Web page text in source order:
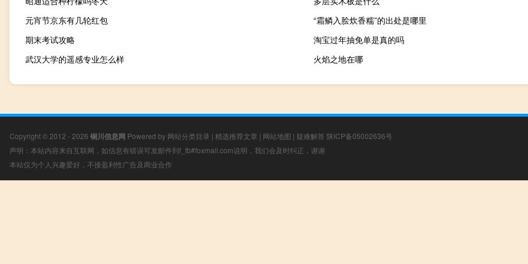
元宵节京东有几轮红包
“霜鳞入脍炊香糯”的出处是哪里
期末考试攻略
淘宝过年抽免单是真的吗
武汉大学的遥感专业怎么样
火焰之地在哪
Copyright © 2012 - 2026 铜川信息网 Powered by 网站分类目录 | 精选推荐文章 | 网站地图 | 疑难解答 陕ICP备05002636号
声明：本站内容来自互联网，如信息有错误可发邮件到f_fb#foxmail.com说明，我们会及时纠正，谢谢
本站仅为个人兴趣爱好，不接盈利性广告及商业合作